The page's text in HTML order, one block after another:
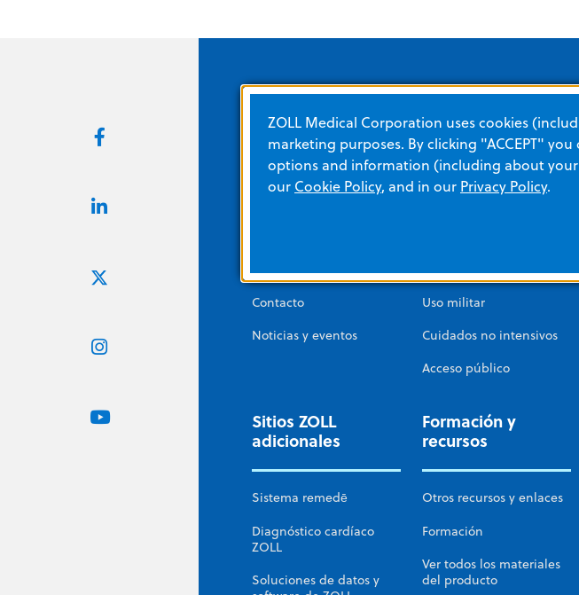
Enlaces rápidos
Acerca de ZOLL
Responsibility
Contacto
Noticias y eventos
Soluciones para
Gestión de pacientes con
Hospital
Uso militar
Cuidados no intensivos
Acceso público
Sitios ZOLL
adicionales
Sistema remedē
Diagnóstico cardíaco
ZOLL
Soluciones de datos y
Formación y
recursos
Otros recursos y enlaces
Formación
Ver todos los materiales
del producto
ZOLL Medical Corporation uses cookies
marketing purposes. By clicking "ACCEPT"
options and information (including about
our Cookie Policy, and in our Privacy Policy.